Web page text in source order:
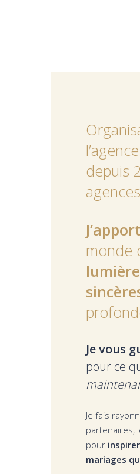
l’agence
depuis
monde
Je vous
pour ce
Je fais
partenaires,
pour
mariages